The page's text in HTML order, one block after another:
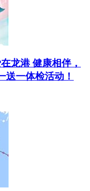
龙港 健康相伴，
送一体检活动！